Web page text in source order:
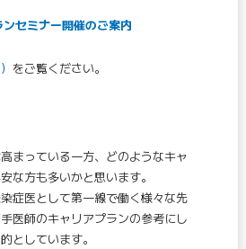
セミナー開催のご案内
をご覧ください。
まっている一方、どのようなキャ
な方も多いかと思います。
症医として第一線で働く様々な先
医師のキャリアプランの参考にし
としています。